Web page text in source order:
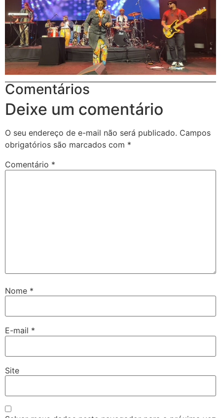
Comentários
Deixe um comentário
O seu endereço de e-mail não será publicado. Campos
obrigatórios são marcados com *
Comentário *
Nome *
E-mail *
Site